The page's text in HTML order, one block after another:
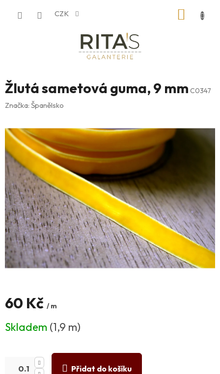
CZK
Žlutá sametová guma, 9 mm C0347
Značka: Španělsko
60 Kč / m
cena:
Skladem (1,9 m)
Přidat do košíku